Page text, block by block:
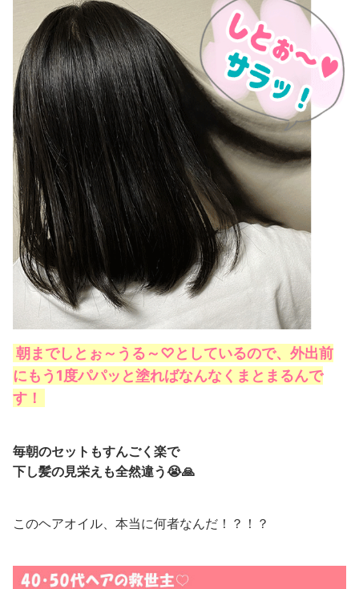
朝までしとぉ～うる～♡としているので、外出前
にもう1度パパッと塗ればなんなくまとまるんで
す！
毎朝のセットもすんごく楽で
下し髪の見栄えも全然違う😭🙏
このヘアオイル、本当に何者なんだ！？！？